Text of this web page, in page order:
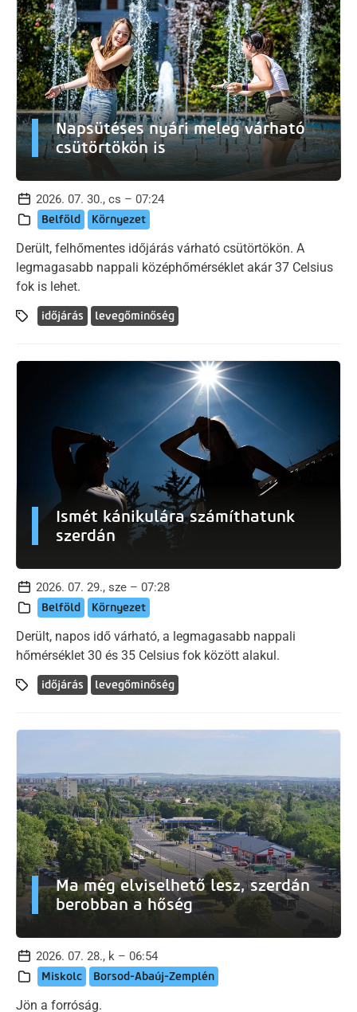
Napsütéses nyári meleg várható
csütörtökön is
2026. 07. 30., cs – 07:24
Belföld Környezet
Derült, felhőmentes időjárás várható csütörtökön. A
legmagasabb nappali középhőmérséklet akár 37 Celsius
fok is lehet.
időjárás levegőminőség
Ismét kánikulára számíthatunk
szerdán
2026. 07. 29., sze – 07:28
Belföld Környezet
Derült, napos idő várható, a legmagasabb nappali
hőmérséklet 30 és 35 Celsius fok között alakul.
időjárás levegőminőség
Ma még elviselhető lesz, szerdán
berobban a hőség
2026. 07. 28., k – 06:54
Miskolc Borsod-Abaúj-Zemplén
Jön a forróság.